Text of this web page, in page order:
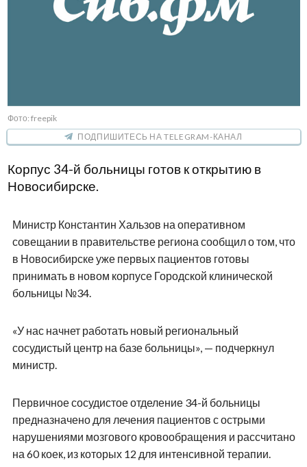
Фото: freepik
ПОДПИШИТЕСЬ НА TELEGRAM-КАНАЛ
Корпус 34-й больницы готов к открытию в
Новосибирске.
Министр Константин Хальзов на оперативном
совещании в правительстве региона сообщил о том, что
в Новосибирске уже первых пациентов готовы
принимать в новом корпусе Городской клинической
больницы №34.
«У нас начнет работать новый региональный
сосудистый центр на базе больницы», — подчеркнул
министр.
Первичное сосудистое отделение 34-й больницы
предназначено для лечения пациентов с острыми
нарушениями мозгового кровообращения и рассчитано
на 60 коек, из которых 12 для интенсивной терапии.